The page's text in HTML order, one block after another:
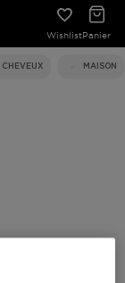
WishlistPanier
CHEVEUX MAISON